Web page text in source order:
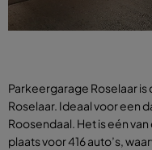
Parkeergarage Roselaar
Roselaar. Ideaal voor een
Roosendaal. Het is eén
plaats voor 416 auto’s,